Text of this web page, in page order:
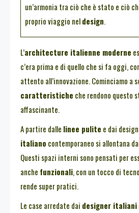
un’armonia tra ciò che è stato e ciò
proprio viaggio neldesign.
L’architecture italienne moderne
c’era prima e di quello che si fa oggi,
attento all’innovazione. Cominciamo a
caratteristiche che rendono questo
affascinante.
A partire dalle linee pulite e dai design
italiano contemporaneo si allontana
Questi spazi interni sono pensati per
anche funzionali, con un tocco di
rende super pratici.
Le case arredate dai designer italiani